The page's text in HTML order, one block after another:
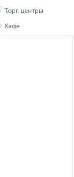
Торг. центры
Кафе